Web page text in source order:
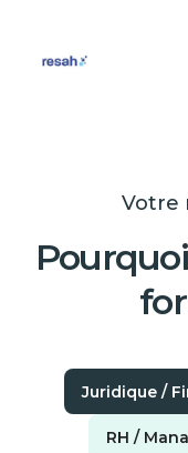
Votre
Juridique /
RH /